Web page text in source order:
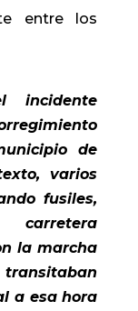
entre los
incidente
de
varios
fusiles,
la marcha
transitaban
a esa hora